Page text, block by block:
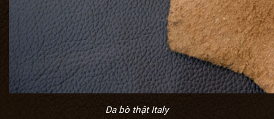
Da bò thật Italy